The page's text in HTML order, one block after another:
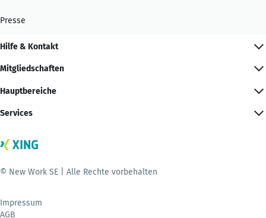
Presse
Hilfe & Kontakt
Mitgliedschaften
Hauptbereiche
Services
© New Work SE | Alle Rechte vorbehalten
Impressum
AGB